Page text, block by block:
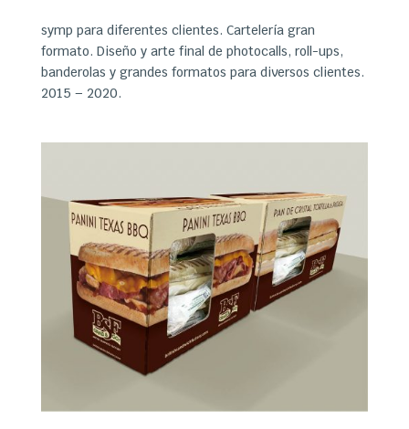
symp para diferentes clientes. Cartelería gran
formato. Diseño y arte final de photocalls, roll-ups,
banderolas y grandes formatos para diversos clientes.
2015 – 2020.